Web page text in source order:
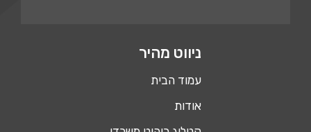
ניווט מהיר
עמוד הבית
אודות